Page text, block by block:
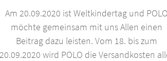
Am 20.09.2020 ist Weltkindertag und
möchte gemeinsam mit uns Allen einen
Beitrag dazu leisten. Vom 18. bis zum
20.09.2020 wird POLO die Versandkosten